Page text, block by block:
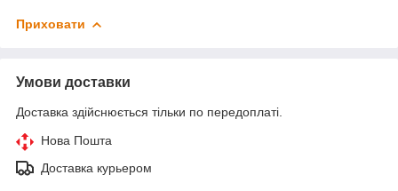
Приховати
Умови доставки
Доставка здійснюється тільки по передоплаті.
Нова Пошта
Доставка курьером